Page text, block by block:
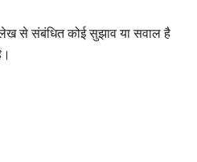
से संबंधित कोई सुझाव या सवाल है